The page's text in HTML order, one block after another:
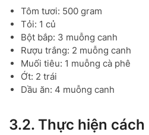
Tôm tươi: 500 gram
Tỏi: 1 củ
Bột bắp: 3 muỗng canh
Rượu trắng: 2 muỗng canh
Muối tiêu: 1 muỗng cà phê
Ớt: 2 trái
Dầu ăn: 4 muỗng canh
3.2. Thực hiện